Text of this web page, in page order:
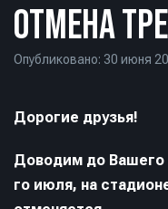
ОТМЕНА
Опубликовано: 30 июня
Дорогие друзья!
Доводим до Вашего
го июля, на